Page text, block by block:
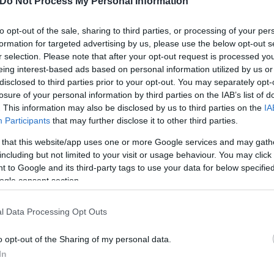
opt-out of the sale, sharing to third parties, or processing of your
for targeted advertising by us, please use the below opt-out
selection. Please note that after your opt-out request is processed
interest-based ads based on personal information utilized by us
to third parties prior to your opt-out. You may separately
of your personal information by third parties on the IAB’s list of
This information may also be disclosed by us to third parties on the
Participants that may further disclose it to other third parties.
that this website/app uses one or more Google services and may
but not limited to your visit or usage behaviour. You may
to Google and its third-party tags to use your data for below
consent section.
Data Processing Opt Outs
opt-out of the Sharing of my personal data.
και τοπικούς αντιπροσώπους σε νυχτερινές
κοντά σε αμερικανική αεροπορική βάση έπειτα
αποδόθηκαν σε αμερικανούς στρατιωτικούς.
κατηγορήθηκαν για διάφορα ποινικά
στη νήσο.
Flash.grστην αναζήτηση τηςGoogle